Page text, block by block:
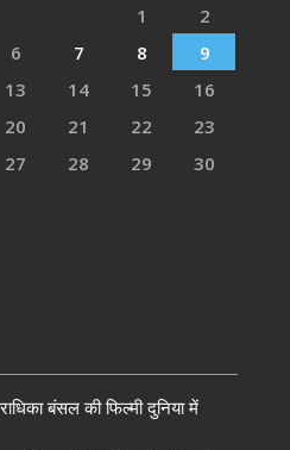
1
2
6 7 8
9
13 14 15
16
20 21 22
23
27 28 29
30
बंसल की फिल्मी दुनिया में